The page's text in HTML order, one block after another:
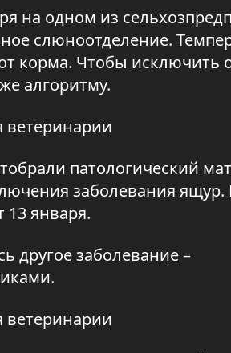
на одном из
слюноотделение.
корма. Чтобы исключить
алгоритму.
ветеринарии
патологический
заболевания ящур.
13 января.
другое заболевание –
ветеринарии